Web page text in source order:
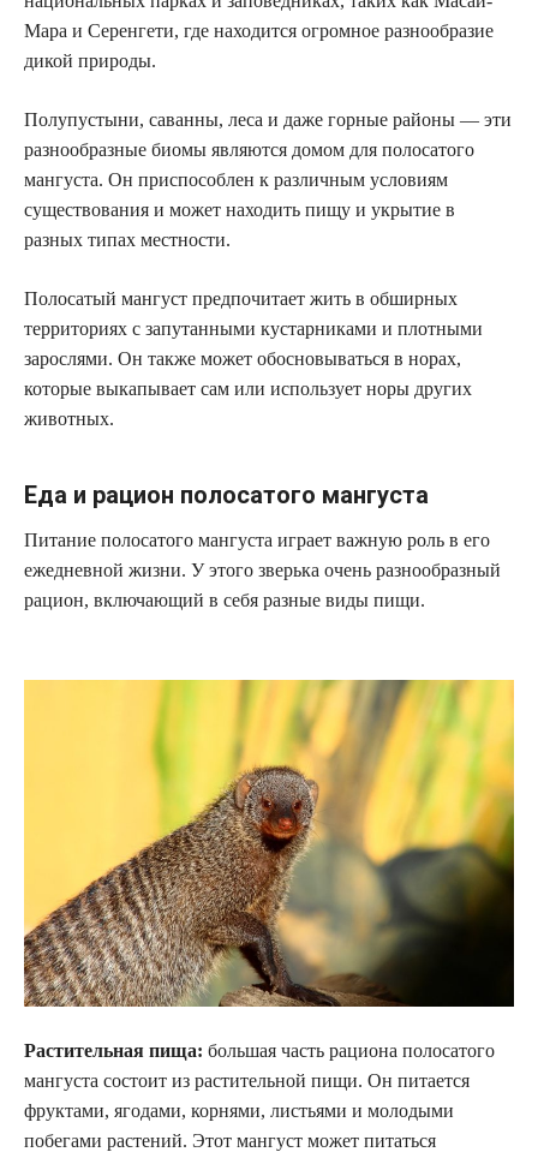
Мара и Серенгети, где находится огромное разнообразие
дикой природы.
Полупустыни, саванны, леса и даже горные районы — эти
разнообразные биомы являются домом для полосатого
мангуста. Он приспособлен к различным условиям
существования и может находить пищу и укрытие в
разных типах местности.
Полосатый мангуст предпочитает жить в обширных
территориях с запутанными кустарниками и плотными
зарослями. Он также может обосновываться в норах,
которые выкапывает сам или использует норы других
животных.
Еда и рацион полосатого мангуста
Питание полосатого мангуста играет важную роль в его
ежедневной жизни. У этого зверька очень разнообразный
рацион, включающий в себя разные виды пищи.
Растительная пища: большая часть рациона полосатого
мангуста состоит из растительной пищи. Он питается
фруктами, ягодами, корнями, листьями и молодыми
побегами растений. Этот мангуст может питаться